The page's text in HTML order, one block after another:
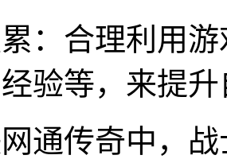
：合理利用
验等，来提
通传奇中，